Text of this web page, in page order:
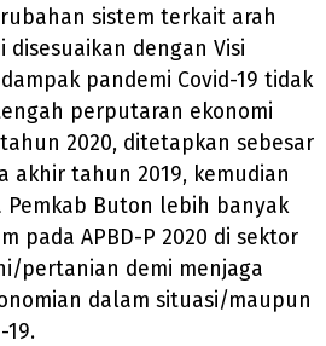
sistem terkait arah
dengan Visi
pandemi Covid-19 tidak
perputaran ekonomi
2020, ditetapkan sebesar
akhir tahun 2019, kemudian
Pemkab Buton lebih banyak
pada APBD-P 2020 di sektor
pertanian demi menjaga
dalam situasi/maupun
19.